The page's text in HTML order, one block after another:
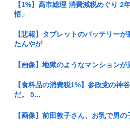
【1%】高市総理 消費減税めぐり 2
悟」
【悲報】タブレットのバッテリー
たんやが
【画像】地獄のようなマンションが
【食料品の消費税1%】参政党の神
だ。 5...
【画像】前田敦子さん、お乳で男